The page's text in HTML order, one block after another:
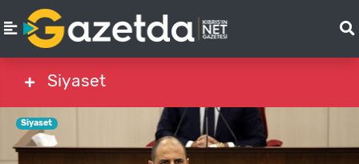
Siyaset
Siyaset